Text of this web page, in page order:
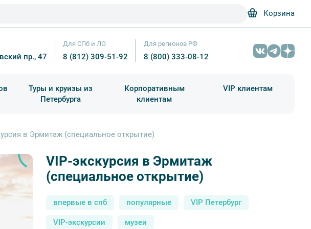
Корзина
пр., 47
Для СПб и ЛО
8 (812) 309-51-92
Для регионов РФ
8 (800) 333-08-12
Туры и круизы из
Петербурга
Корпоративным
клиентам
VIP клиентам
в Эрмитаж (специальное открытие)
VIP-экскурсия в Эрмитаж
(специальное открытие)
VIP-экскурсия в Эрмитаж — VIP-программы от 4900
впервые в спб популярные VIP Петербург
VIP-экскурсии музеи